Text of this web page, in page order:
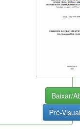
Baixar/
Pré-